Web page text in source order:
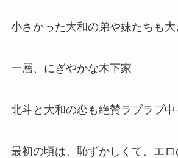
小さかった大和の弟や妹たちも大
一層、にぎやかな木下家
北斗と大和の恋も絶賛ラブラブ中
最初の頃は、恥ずかしくて、エ